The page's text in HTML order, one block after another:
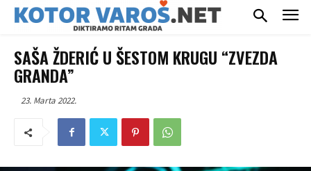
SAŠA ŽDERIĆ U ŠESTOM KRUGU “ZVEZDA
GRANDA”
23. Marta 2022.